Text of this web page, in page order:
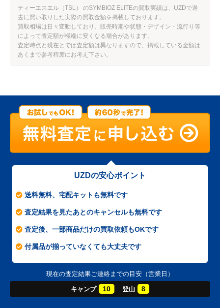
ティーエスエル（TSL） のSYMBIOZ ELITEの買取実績は、UZDで過
去に買い取りした実際の買取金額を掲載しております。
買取相場は日々変動しており、販売時期や状態・デザイン・流行り等
によって査定額が極端に安くなる場合があります。
査定時点と現在とでは査定額は異なりますので、掲載している金額は
あくまで参考程度にお考え下さい。
UZDの安心ポイント
送料無料、宅配キットも無料です
査定結果を見たあとのキャンセルも無料です
査定後、一部商品だけの買取依頼もOKです
付属品が揃っていなくても大丈夫です
現在の査定結果ご連絡までの目安（営業日）
キャンプ 10 登山 8